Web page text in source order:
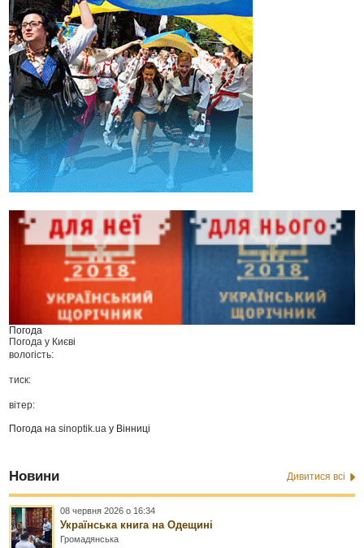
Погода
Погода у Києві
вологість:
тиск:
вітер:
Погода наsinoptik.ua у Вінниці
Новини Дивитися всі
08 червня 2026 о 16:34
Українська книга на Одещині
Громадянська